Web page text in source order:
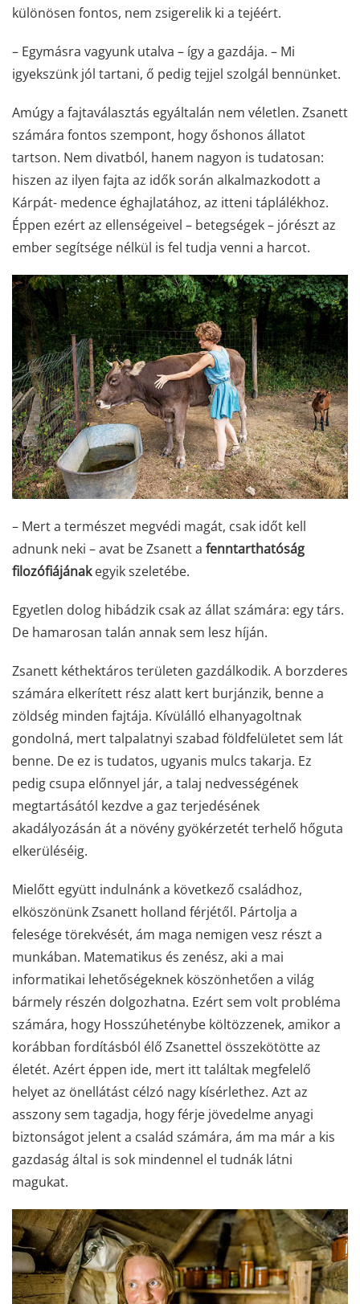
különösen fontos, nem zsigerelik ki a tejéért.
– Egymásra vagyunk utalva – így a gazdája. – Mi
igyekszünk jól tartani, ő pedig tejjel szolgál bennünket.
Amúgy a fajtaválasztás egyáltalán nem véletlen. Zsanett
számára fontos szempont, hogy őshonos állatot
tartson. Nem divatból, hanem nagyon is tudatosan:
hiszen az ilyen fajta az idők során alkalmazkodott a
Kárpát- medence éghajlatához, az itteni táplálékhoz.
Éppen ezért az ellenségeivel – betegségek – jórészt az
ember segítsége nélkül is fel tudja venni a harcot.
– Mert a természet megvédi magát, csak időt kell
adnunk neki – avat be Zsanett a fenntarthatóság
filozófiájánakegyik szeletébe.
Egyetlen dolog hibádzik csak az állat számára: egy társ.
De hamarosan talán annak sem lesz híján.
Zsanett kéthektáros területen gazdálkodik. A borzderes
számára elkerített rész alatt kert burjánzik, benne a
zöldség minden fajtája. Kívülálló elhanyagoltnak
gondolná, mert talpalatnyi szabad földfelületet sem lát
benne. De ez is tudatos, ugyanis mulcs takarja. Ez
pedig csupa előnnyel jár, a talaj nedvességének
megtartásától kezdve a gaz terjedésének
akadályozásán át a növény gyökérzetét terhelő hőguta
elkerüléséig.
Mielőtt együtt indulnánk a következő családhoz,
elköszönünk Zsanett holland férjétől. Pártolja a
felesége törekvését, ám maga nemigen vesz részt a
munkában. Matematikus és zenész, aki a mai
informatikai lehetőségeknek köszönhetően a világ
bármely részén dolgozhatna. Ezért sem volt probléma
számára, hogy Hosszúheténybe költözzenek, amikor a
korábban fordításból élő Zsanettel összekötötte az
életét. Azért éppen ide, mert itt találtak megfelelő
helyet az önellátást célzó nagy kísérlethez. Azt az
asszony sem tagadja, hogy férje jövedelme anyagi
biztonságot jelent a család számára, ám ma már a kis
gazdaság által is sok mindennel el tudnák látni
magukat.